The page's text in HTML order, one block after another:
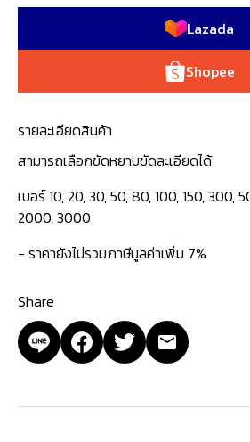
Lazada
Shopee
รายละเอียดสินค้า
สามารถเลือกขัดหยาบขัดละเอียดได้
เบอร์ 10, 20, 30, 50, 80, 100, 150, 300,
2000, 3000
- ราคายังไม่รวมภาษีมูลค่าเพิ่ม 7%
Share